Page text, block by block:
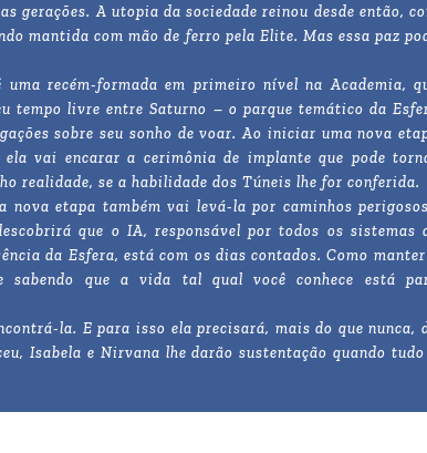
gerações. A utopia da sociedade reinou desde então,
mantida com mão de ferro pela Elite. Mas essa paz
uma recém-formada em primeiro nível na Academia,
tempo livre entre Saturno – o parque temático da
sobre seu sonho de voar. Ao iniciar uma nova
ela vai encarar a cerimônia de implante que pode
realidade, se a habilidade dos Túneis lhe for conferida.
nova etapa também vai levá-la por caminhos
que o IA, responsável por todos os sistemas
da Esfera, está com os dias contados. Como
sabendo que a vida tal qual você conhece está
la. E para isso ela precisará, mais do que nunca,
Isabela e Nirvana lhe darão sustentação quando